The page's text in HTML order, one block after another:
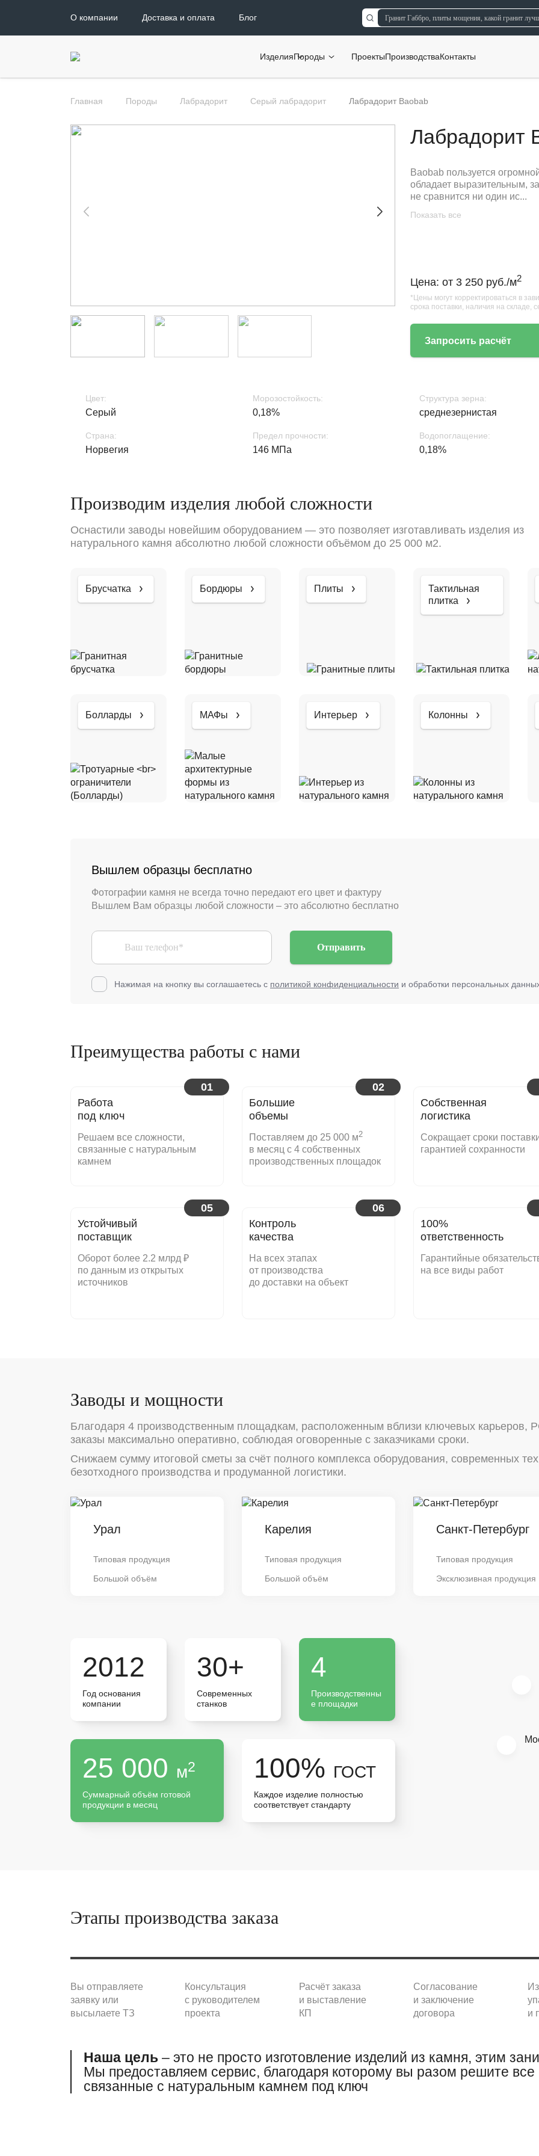
О компании Доставка и оплата Блог
ИзделияПороды ПроектыПроизводстваКонтакты
Главная Породы Лабрадорит Серый лабрадорит Лабрадорит Baobab
Лабрадорит
Baobab пользуется
обладает выразительным,
не сравнится ни один ис...
Показать все
Цена: от 3 250 руб./м2
*Цены могут корректироваться в
срока поставки, наличия на складе,
Запросить расчёт
Цвет:
Серый
Морозостойкость:
0,18%
Структура зерна:
среднезернистая
Страна:
Норвегия
Предел прочности:
146 МПа
Водопоглащение:
0,18%
Производим изделия любой сложности
Оснастили заводы новейшим оборудованием — это позволяет изготавливать изделия из
натурального камня абсолютно любой сложности объёмом до 25 000 м2.
Брусчатка Бордюры Плиты
Тактильная
плитка
Болларды МАФы Интерьер Колонны
Вышлем образцы бесплатно
Фотографии камня не всегда точно передают его цвет и фактуру
Вышлем Вам образцы любой сложности – это абсолютно бесплатно
Отправить
Нажимая на кнопку вы соглашаетесь с политикой конфиденциальности и обработки персональных
Преимущества работы с нами
01
Работа
под ключ
Решаем все сложности,
связанные с натуральным
камнем
02
Большие
объемы
Поставляем до 25 000 м2
в месяц с 4 собственных
производственных площадок
Собственная
логистика
Сокращает сроки
гарантией сохранности
05
Устойчивый
поставщик
Оборот более 2.2 млрд ₽
по данным из открытых
источников
06
Контроль
качества
На всех этапах
от производства
до доставки на объект
100%
ответственность
Гарантийные
на все виды работ
Заводы и мощности
Благодаря 4 производственным площадкам, расположенным вблизи ключевых карьеров,
заказы максимально оперативно, соблюдая оговоренные с заказчиками сроки.
Снижаем сумму итоговой сметы за счёт полного комплекса оборудования, современных
безотходного производства и продуманной логистики.
Урал
Типовая продукция
Большой объём
Карелия
Типовая продукция
Большой объём
Санкт-Петербург
Типовая продукция
Эксклюзивная продукция
2012
Год основания
компании
30+
Современных
станков
4
Производственны
е площадки
25 000 м2
Суммарный объём готовой
продукции в месяц
100% ГОСТ
Каждое изделие полностью
соответствует стандарту
Этапы производства заказа
Вы отправляете
заявку или
высылаете ТЗ
Консультация
с руководителем
проекта
Расчёт заказа
и выставление
КП
Согласование
и заключение
договора
и
Наша цель – это не просто изготовление изделий из камня, этим
Мы предоставляем сервис, благодаря которому вы разом решите
связанные с натуральным камнем под ключ